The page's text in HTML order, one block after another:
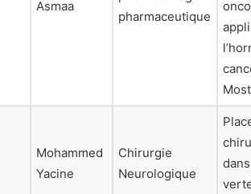
Asmaa
pharmaceutique
Mohammed
Yacine
Chirurgie
Neurologique